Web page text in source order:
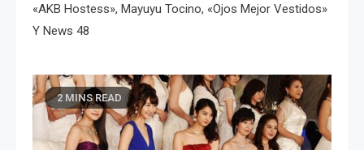
«AKB Hostess», Mayuyu Tocino, «ojos Mejor Vestidos»
Y News 48
2 MINS READ